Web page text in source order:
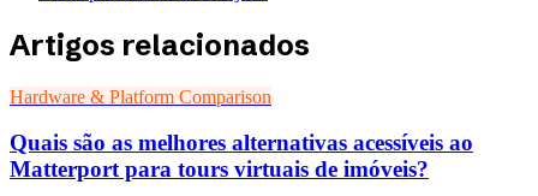
Artigos relacionados
Hardware & Platform Comparison
Quais são as melhores alternativas acessíveis ao
Matterport para tours virtuais de imóveis?